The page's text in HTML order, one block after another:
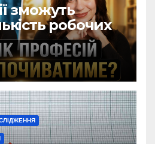
зможуть
робочих